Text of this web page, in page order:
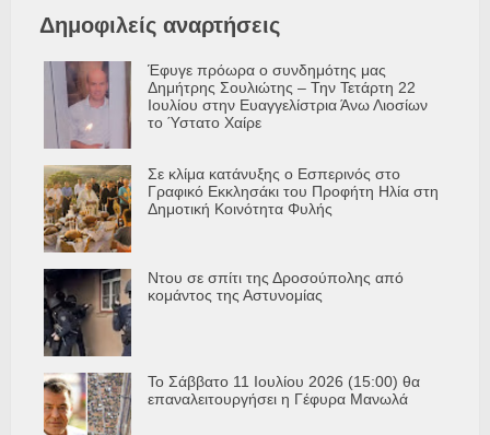
Δημοφιλείς αναρτήσεις
Έφυγε πρόωρα ο συνδημότης μας
Δημήτρης Σουλιώτης – Την Τετάρτη 22
Ιουλίου στην Ευαγγελίστρια Άνω Λιοσίων
το Ύστατο Χαίρε
Σε κλίμα κατάνυξης ο Εσπερινός στο
Γραφικό Εκκλησάκι του Προφήτη Ηλία στη
Δημοτική Κοινότητα Φυλής
Ντου σε σπίτι της Δροσούπολης από
κομάντος της Αστυνομίας
Το Σάββατο 11 Ιουλίου 2026 (15:00) θα
επαναλειτουργήσει η Γέφυρα Μανωλά